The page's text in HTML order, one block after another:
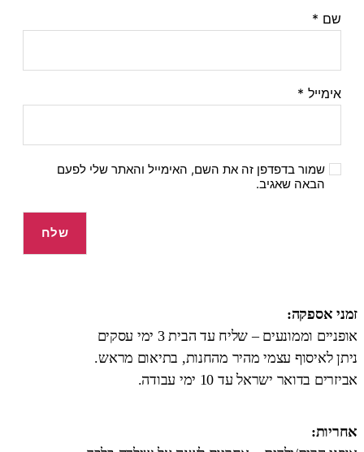
שם *
אימייל *
שמור בדפדפן זה את השם, האימייל והאתר שלי לפעם
הבאה שאגיב.
זמני אספקה:
אופניים וממונעים – שליח עד הבית 3 ימי עסקים
ניתן לאיסוף עצמי מהיר מהחנות, בתיאום מראש.
אביזרים בדואר ישראל עד 10 ימי עבודה.
אחריות: